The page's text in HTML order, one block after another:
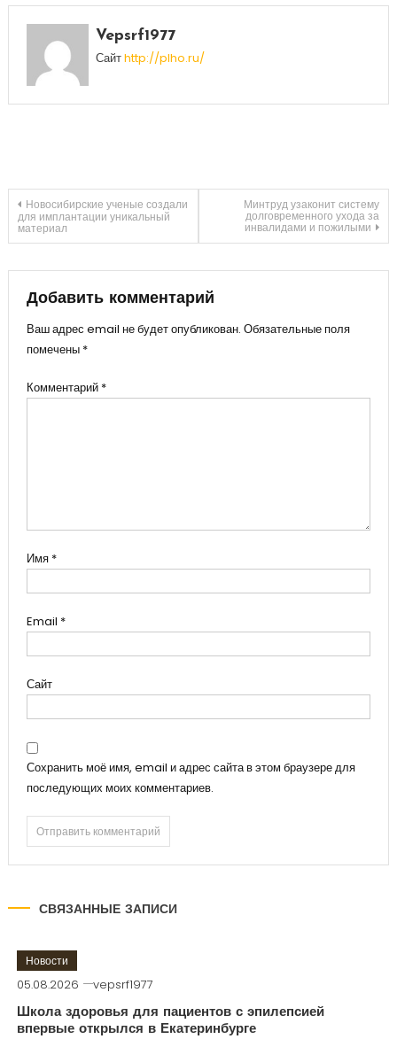
Vepsrf1977
Сайтhttp://plho.ru/
Навигация
по
записям
Новосибирские ученые создали
для имплантации уникальный
материал
Минтруд узаконит систему
долговременного ухода за
инвалидами и пожилыми
Добавить комментарий
Ваш адрес email не будет опубликован. Обязательные поля
помечены *
Комментарий *
Имя *
Email *
Сайт
Сохранить моё имя, email и адрес сайта в этом браузере для
последующих моих комментариев.
СВЯЗАННЫЕ ЗАПИСИ
Новости
05.08.2026 vepsrf1977
Школа здоровья для пациентов с эпилепсией
впервые открылся в Екатеринбурге